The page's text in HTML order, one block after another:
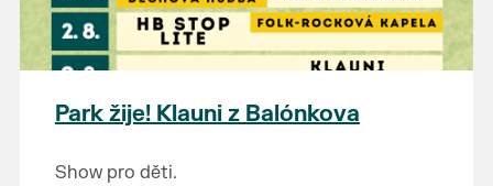
Park žije! Klauni z Balónkova
Show pro děti.